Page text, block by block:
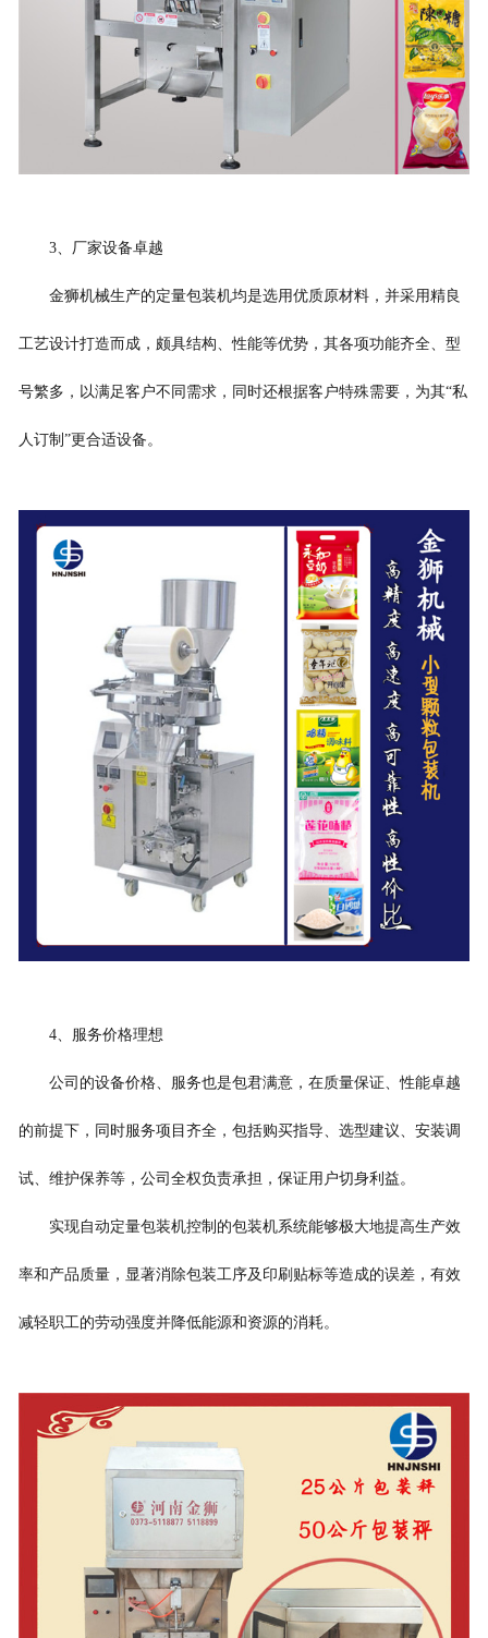
3、厂家设备卓越
金狮机械生产的定量包装机均是选用优质原材料，并采用精良
工艺设计打造而成，颇具结构、性能等优势，其各项功能齐全、型
号繁多，以满足客户不同需求，同时还根据客户特殊需要，为其“私
人订制”更合适设备。
4、服务价格理想
公司的设备价格、服务也是包君满意，在质量保证、性能卓越
的前提下，同时服务项目齐全，包括购买指导、选型建议、安装调
试、维护保养等，公司全权负责承担，保证用户切身利益。
实现自动定量包装机控制的包装机系统能够极大地提高生产效
率和产品质量，显著消除包装工序及印刷贴标等造成的误差，有效
减轻职工的劳动强度并降低能源和资源的消耗。